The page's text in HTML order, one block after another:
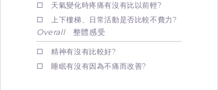
□ 天氣變化時疼痛有沒有比以前輕?
□ 上下樓梯、日常活動是否比較不費力?
Overall整體感受
□ 精神有沒有比較好?
□ 睡眠有沒有因為不痛而改善?